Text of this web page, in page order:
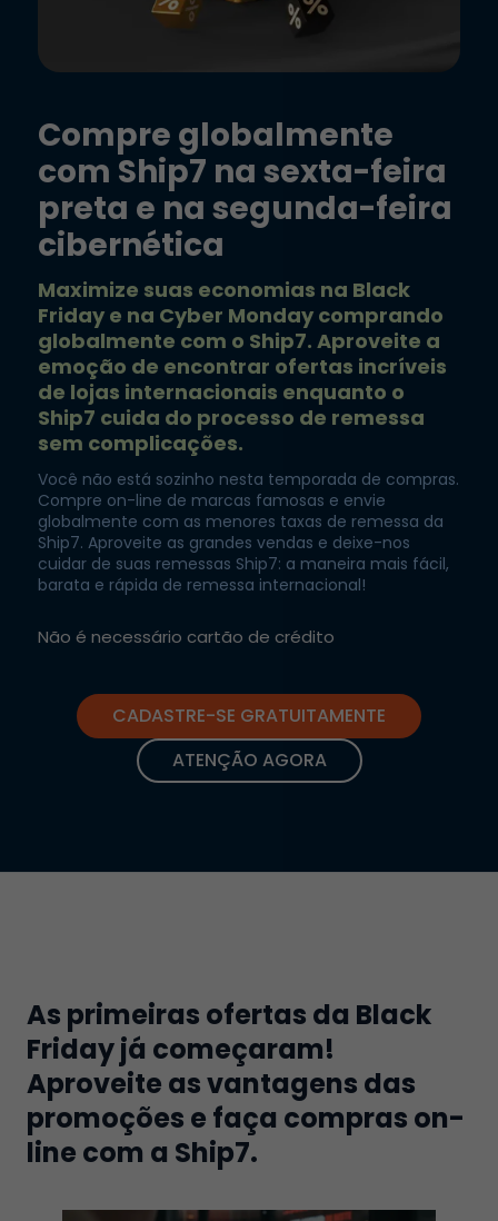
Compre globalmente
com Ship7 na sexta-feira
preta e na segunda-feira
cibernética
Maximize suas economias na Black
Friday e na Cyber Monday comprando
globalmente com o Ship7. Aproveite a
emoção de encontrar ofertas incríveis
de lojas internacionais enquanto o
Ship7 cuida do processo de remessa
sem complicações.
Você não está sozinho nesta temporada de compras.
Compre on-line de marcas famosas e envie
globalmente com as menores taxas de remessa da
Ship7. Aproveite as grandes vendas e deixe-nos
cuidar de suas remessas Ship7: a maneira mais fácil,
barata e rápida de remessa internacional!
Não é necessário cartão de crédito
CADASTRE-SE GRATUITAMENTE
ATENÇÃO AGORA
As primeiras ofertas da Black
Friday já começaram!
Aproveite as vantagens das
promoções e faça compras on-
line com a Ship7.